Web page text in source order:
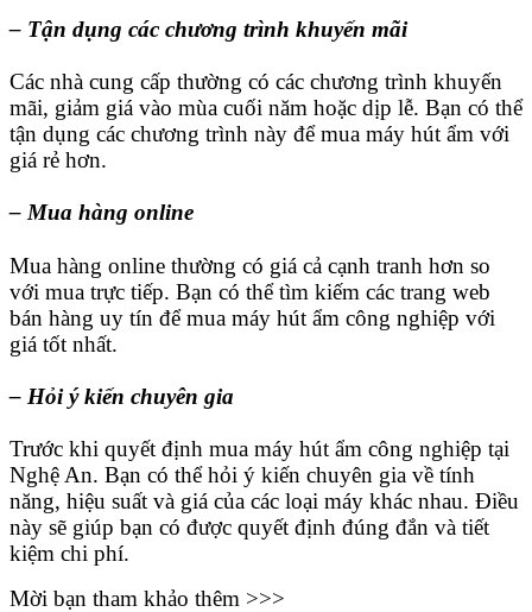
– Tận dụng các chương trình khuyến mãi
Các nhà cung cấp thường có các chương trình khuyến
mãi, giảm giá vào mùa cuối năm hoặc dịp lễ. Bạn có thể
tận dụng các chương trình này để mua máy hút ẩm với
giá rẻ hơn.
– Mua hàng online
Mua hàng online thường có giá cả cạnh tranh hơn so
với mua trực tiếp. Bạn có thể tìm kiếm các trang web
bán hàng uy tín để mua máy hút ẩm công nghiệp với
giá tốt nhất.
– Hỏi ý kiến chuyên gia
Trước khi quyết định mua máy hút ẩm công nghiệp tại
Nghệ An. Bạn có thể hỏi ý kiến chuyên gia về tính
năng, hiệu suất và giá của các loại máy khác nhau. Điều
này sẽ giúp bạn có được quyết định đúng đắn và tiết
kiệm chi phí.
Mời bạn tham khảo thêm >>>